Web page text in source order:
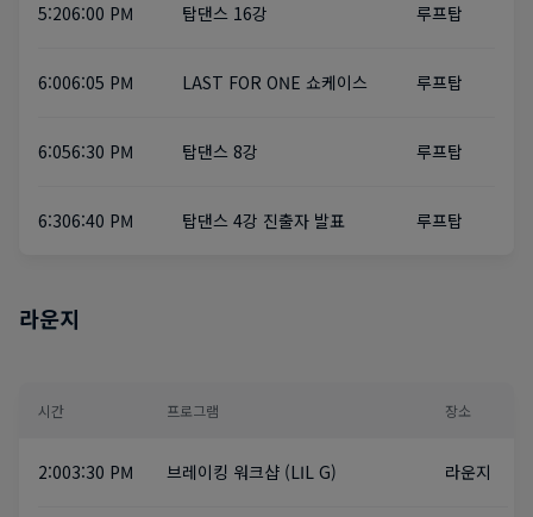
5:20~6:00 PM 탑댄스 16강 루프탑
6:00~6:05 PM LAST FOR ONE 쇼케이스 루프탑
6:05~6:30 PM 탑댄스 8강 루프탑
6:30~6:40 PM 탑댄스 4강 진출자 발표 루프탑
라운지
시간 프로그램 장소
2:00~3:30 PM 브레이킹 워크샵 (LIL G) 라운지